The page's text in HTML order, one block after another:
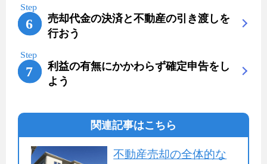
売却代金の決済と不動産の引き渡しを
行おう
利益の有無にかかわらず確定申告をし
よう
関連記事はこちら
不動産売却の全体的な